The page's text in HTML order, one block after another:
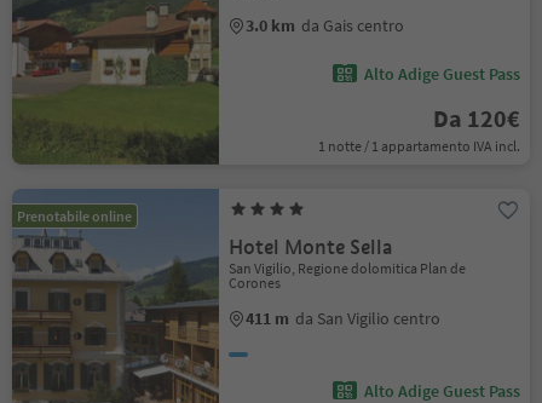
3.0 km da Gais centro
Alto Adige Guest Pass
Da 120€
1 notte / 1 appartamento IVA incl.
Prenotabile online
Hotel Monte Sella
San Vigilio, Regione dolomitica Plan de
Corones
411 m da San Vigilio centro
Alto Adige Guest Pass